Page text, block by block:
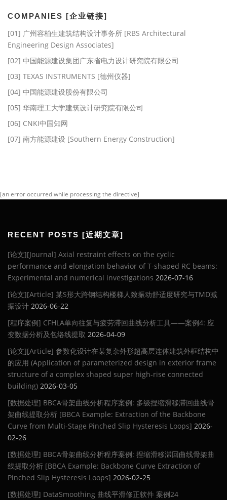
COMPANIES [企业链接]
[01] 广州容柏生建筑结构设计事务所 [RBS Architectural
Engineering Design Associates]
[02] 中国能源建设集团广东省电力设计研究院有限公司
[03] TEXAS INSTRUMENTS [德州仪器]
[04] 中国能源建设股份有限公司
[05] 华南理工大学建筑设计研究院有限公司
[06] CNKI中国知网
[07] 南方能源建设 [Southern Energy Construction]
[an error occurred while processing the directive]
RECENT POSTS [近期文章]
[论文][Journal] Axial restraint effects on the cyclic
performance and elongation behavior of T-shaped RC beams:
Experimental and numerical investigations 2026-07-16
[论文][Article] 某S形大跨钢结构楼梯人致振动舒适度研究与TMD减
振设计 2026-06-22
[程序案例] CFHLA单向往复与疲劳滞回曲线分析工具——案例4: 应
变数据分析及包络线提取 2026-04-09
[论文][Article] 参数化设计在某复杂外形超高层连体建筑外框结构中
的应用 (Application of parameterized design in exterior frame
structure of a complex shaped super high-rise connected
building) 2026-03-05
[数据处理] BBCA骨架曲线分析程序案例: 多级捏缩滑移滞回曲线骨
架曲线提取分析 [BBCA Example: Extraction of the Backbone
Curve from Multi-Stage Pinched Slip Hysteresis Loops] 2026-
02-26
[数据处理] BBCA骨架曲线分析程序案例: 捏缩滑移滞回曲线骨架曲
线提取分析 [BBCA Example: Backbone Curve Extraction of
Pinched Slip Hysteresis Loops] 2026-02-25
[数据处理] DataSmoothing 曲线平滑修正软件 案例24